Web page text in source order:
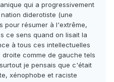
qui a progressivement
diderotiste (une
pour résumer à l'extrême,
ce sens quand on lisait la
à tous ces intellectuelles
comme de gauche tels
je pensais que c'était
xénophobe et raciste